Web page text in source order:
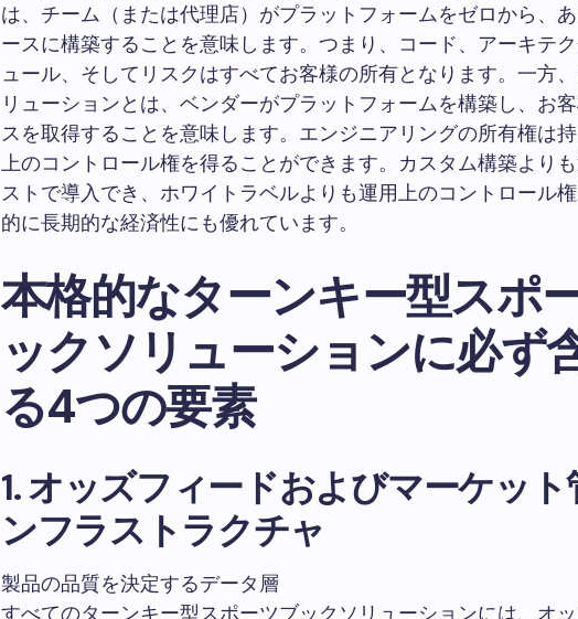
は、チーム（または代理店）がプラットフォームをゼロから、
ースに構築することを意味します。つまり、コード、アーキテ
ュール、そしてリスクはすべてお客様の所有となります。一方
リューションとは、ベンダーがプラットフォームを構築し、お
スを取得することを意味します。エンジニアリングの所有権は
上のコントロール権を得ることができます。カスタム構築より
ストで導入でき、ホワイトラベルよりも運用上のコントロール
的に長期的な経済性にも優れています。
本格的なターンキー型スポ
ックソリューションに必ず
る4つの要素
1. オッズフィードおよびマーケット
ンフラストラクチャ
製品の品質を決定するデータ層
すべてのターンキー型スポーツブックソリューションには、オ